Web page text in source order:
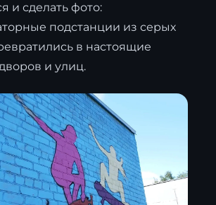
и сделать фото:
подстанции из серых
в настоящие
и улиц.